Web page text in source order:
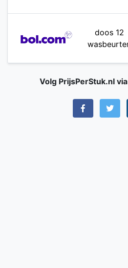
doos 12
Volg PrijsPerStuk.nl